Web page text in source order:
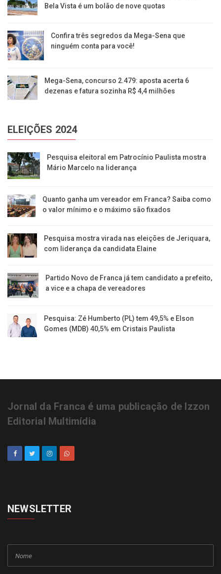
Bela Vista é um bolão de nove quotas
Confira três segredos da Mega-Sena que
ninguém conta para você!
Mega-Sena, concurso 2.479: aposta acerta 6
dezenas e fatura sozinha R$ 4,4 milhões
ELEIÇÕES 2024
Pesquisa eleitoral em Patrocínio Paulista mostra
Mário Marcelo na liderança
Quanto ganha um vereador em Franca? Saiba como
o valor mínimo e o máximo são fixados
Pesquisa mostra virada nas eleições de Jeriquara,
com liderança da candidata Elaine
Partido Novo de Franca já tem candidato a prefeito,
a vice e a chapa de vereadores
Pesquisa: Zé Humberto (PL) tem 49,5% e Elson
Gomes (MDB) 40,5% em Cristais Paulista
Jornal da Franca é uma publicação de Izzon
Editorial Multimídia
NEWSLETTER